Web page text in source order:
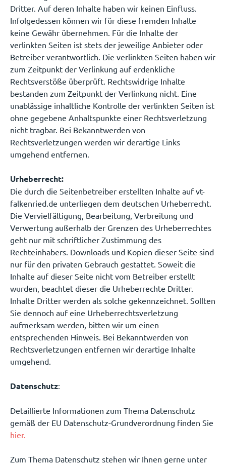
Dritter. Auf deren Inhalte haben wir keinen Einfluss.
Infolgedessen können wir für diese fremden Inhalte
keine Gewähr übernehmen. Für die Inhalte der
verlinkten Seiten ist stets der jeweilige Anbieter oder
Betreiber verantwortlich. Die verlinkten Seiten haben wir
zum Zeitpunkt der Verlinkung auf erdenkliche
Rechtsverstöße überprüft. Rechtswidrige Inhalte
bestanden zum Zeitpunkt der Verlinkung nicht. Eine
unablässige inhaltliche Kontrolle der verlinkten Seiten ist
ohne gegebene Anhaltspunkte einer Rechtsverletzung
nicht tragbar. Bei Bekanntwerden von
Rechtsverletzungen werden wir derartige Links
umgehend entfernen.
Urheberrecht:
Die durch die Seitenbetreiber erstellten Inhalte auf vt-
falkenried.de unterliegen dem deutschen Urheberrecht.
Die Vervielfältigung, Bearbeitung, Verbreitung und
Verwertung außerhalb der Grenzen des Urheberrechtes
geht nur mit schriftlicher Zustimmung des
Rechteinhabers. Downloads und Kopien dieser Seite sind
nur für den privaten Gebrauch gestattet. Soweit die
Inhalte auf dieser Seite nicht vom Betreiber erstellt
wurden, beachtet dieser die Urheberrechte Dritter.
Inhalte Dritter werden als solche gekennzeichnet. Sollten
Sie dennoch auf eine Urheberrechtsverletzung
aufmerksam werden, bitten wir um einen
entsprechenden Hinweis. Bei Bekanntwerden von
Rechtsverletzungen entfernen wir derartige Inhalte
umgehend.
Datenschutz:
Detaillierte Informationen zum Thema Datenschutz
gemäß der EU Datenschutz-Grundverordnung finden Sie
hier.
Zum Thema Datenschutz stehen wir Ihnen gerne unter